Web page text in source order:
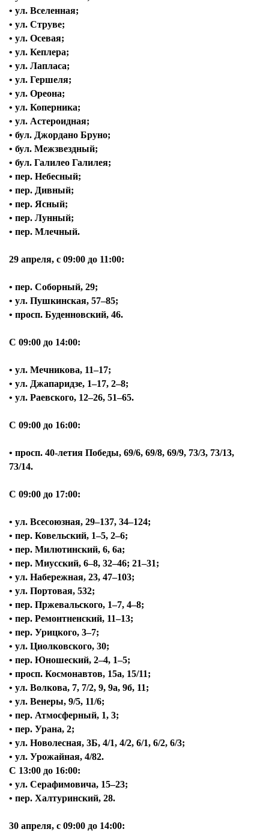
• ул. Вселенная;
• ул. Струве;
• ул. Осевая;
• ул. Кеплера;
• ул. Лапласа;
• ул. Гершеля;
• ул. Ореона;
• ул. Коперника;
• ул. Астероидная;
• бул. Джордано Бруно;
• бул. Межзвездный;
• бул. Галилео Галилея;
• пер. Небесный;
• пер. Дивный;
• пер. Ясный;
• пер. Лунный;
• пер. Млечный.
29 апреля, с 09:00 до 11:00:
• пер. Соборный, 29;
• ул. Пушкинская, 57–85;
• просп. Буденновский, 46.
С 09:00 до 14:00:
• ул. Мечникова, 11–17;
• ул. Джапаридзе, 1–17, 2–8;
• ул. Раевского, 12–26, 51–65.
С 09:00 до 16:00:
• просп. 40-летия Победы, 69/6, 69/8, 69/9, 73/3, 73/13,
73/14.
С 09:00 до 17:00:
• ул. Всесоюзная, 29–137, 34–124;
• пер. Ковельский, 1–5, 2–6;
• пер. Милютинский, 6, 6а;
• пер. Миусский, 6–8, 32–46; 21–31;
• ул. Набережная, 23, 47–103;
• ул. Портовая, 532;
• пер. Пржевальского, 1–7, 4–8;
• пер. Ремонтненский, 11–13;
• пер. Урицкого, 3–7;
• ул. Циолковского, 30;
• пер. Юношеский, 2–4, 1–5;
• просп. Космонавтов, 15а, 15/11;
• ул. Волкова, 7, 7/2, 9, 9а, 9б, 11;
• ул. Венеры, 9/5, 11/6;
• пер. Атмосферный, 1, 3;
• пер. Урана, 2;
• ул. Новолесная, 3Б, 4/1, 4/2, 6/1, 6/2, 6/3;
• ул. Урожайная, 4/82.
С 13:00 до 16:00:
• ул. Серафимовича, 15–23;
• пер. Халтуринский, 28.
30 апреля, с 09:00 до 14:00:
Я согласен с
защиты информации*
Я согласен с
защиты информации*